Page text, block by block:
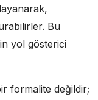
Bu
yol gösterici
formalite değildir;